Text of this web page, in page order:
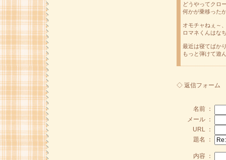
どうやってクロ
何かが乗移った
オモチャねぇ～
ロマネくんはな
最近は寝てばか
もっと弾けて遊
◇ 返信フォーム
名前 ：
メール ：
URL ：
題名 ：
内容 ：